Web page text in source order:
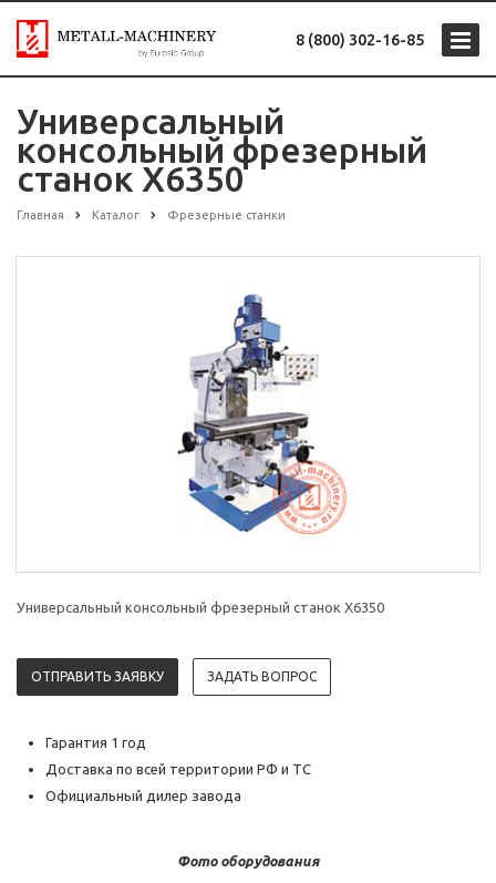
8 (800) 302-16-85
Универсальный
консольный фрезерный
станок X6350
Главная Каталог Фрезерные станки
Универсальный консольный фрезерный станок X6350
ОТПРАВИТЬ ЗАЯВКУ ЗАДАТЬ ВОПРОС
Гарантия 1 год
Доставка по всей территории РФ и ТС
Официальный дилер завода
Фото оборудования